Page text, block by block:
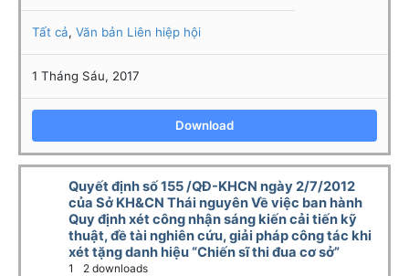
Tất cả, Văn bản Liên hiệp hội
1 Tháng Sáu, 2017
Download
Quyết định số 155 /QĐ-KHCN ngày 2/7/2012
của Sở KH&CN Thái nguyên Về việc ban hành
Quy định xét công nhận sáng kiến cải tiến kỹ
thuật, đề tài nghiên cứu, giải pháp công tác khi
xét tặng danh hiệu “Chiến sĩ thi đua cơ sở”
1 2 downloads